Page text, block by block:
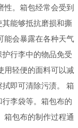
。箱包经常会受到
能够抵抗磨损和撕
能会暴露在各种天气
行李中的物品免受
用轻便的面料可以减
即可清除污渍。 箱
李袋等。箱包布的
箱包布的制作过程通